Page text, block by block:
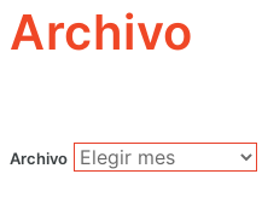
Archivo
Archivo